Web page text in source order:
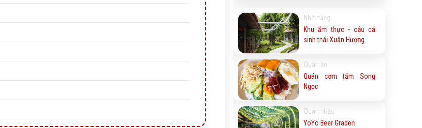
Nhà hàng
Khu ẩm thực - câu cá
sinh thái Xuân Hương
Quán ăn
Quán cơm tấm Song
Ngọc
Quán nhậu
YoYo Beer Graden